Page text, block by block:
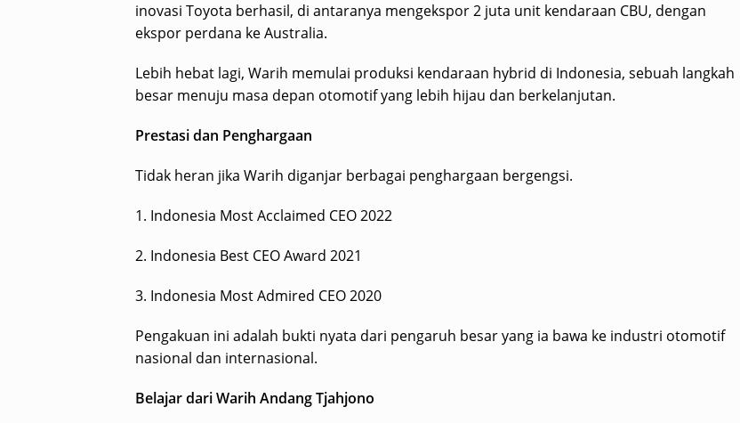
inovasi Toyota berhasil, di antaranya mengekspor 2 juta unit kendaraan CBU, dengan
ekspor perdana ke Australia.
Lebih hebat lagi, Warih memulai produksi kendaraan hybrid di Indonesia, sebuah langkah
besar menuju masa depan otomotif yang lebih hijau dan berkelanjutan.
Prestasi dan Penghargaan
Tidak heran jika Warih diganjar berbagai penghargaan bergengsi.
1. Indonesia Most Acclaimed CEO 2022
2. Indonesia Best CEO Award 2021
3. Indonesia Most Admired CEO 2020
Pengakuan ini adalah bukti nyata dari pengaruh besar yang ia bawa ke industri otomotif
nasional dan internasional.
Belajar dari Warih Andang Tjahjono